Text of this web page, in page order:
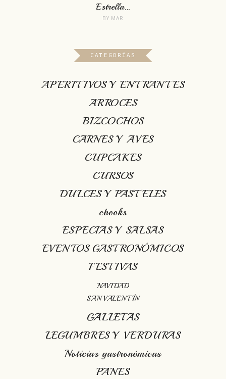
Estrella…
BY MAR
CATEGORÍAS
APERITIVOS Y ENTRANTES
ARROCES
BIZCOCHOS
CARNES Y AVES
CUPCAKES
CURSOS
DULCES Y PASTELES
ebooks
ESPECIAS Y SALSAS
EVENTOS GASTRONÓMICOS
FESTIVAS
NAVIDAD
SAN VALENTÍN
GALLETAS
LEGUMBRES Y VERDURAS
Noticias gastronómicas
PANES